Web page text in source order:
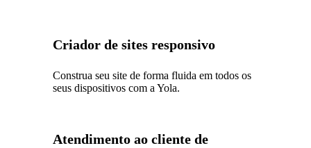
Criador de sites responsivo
Construa seu site de forma fluida em todos os
seus dispositivos com a Yola.
Atendimento ao cliente de